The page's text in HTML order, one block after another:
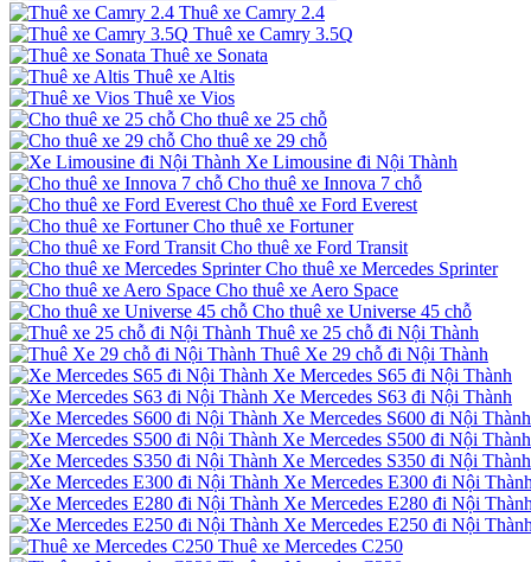
Thuê xe Camry 2.4
Thuê xe Camry 3.5Q
Thuê xe Sonata
Thuê xe Altis
Thuê xe Vios
Cho thuê xe 25 chỗ
Cho thuê xe 29 chỗ
Xe Limousine đi Nội Thành
Cho thuê xe Innova 7 chỗ
Cho thuê xe Ford Everest
Cho thuê xe Fortuner
Cho thuê xe Ford Transit
Cho thuê xe Mercedes Sprinter
Cho thuê xe Aero Space
Cho thuê xe Universe 45 chỗ
Thuê xe 25 chỗ đi Nội Thành
Thuê Xe 29 chỗ đi Nội Thành
Xe Mercedes S65 đi Nội Thành
Xe Mercedes S63 đi Nội Thành
Xe Mercedes S600 đi Nội Thành
Xe Mercedes S500 đi Nội Thành
Xe Mercedes S350 đi Nội Thành
Xe Mercedes E300 đi Nội
Xe Mercedes E280 đi Nội
Xe Mercedes E250 đi Nội
Thuê xe Mercedes C250